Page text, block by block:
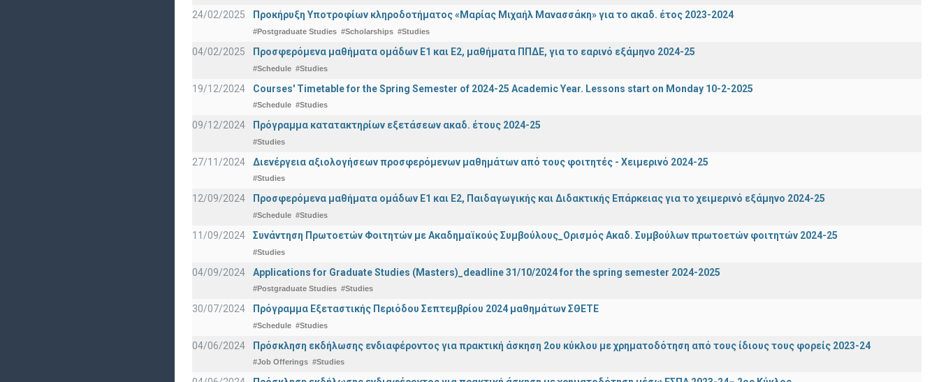
24/02/2025 Προκήρυξη Υποτροφίων κληροδοτήματος «Μαρίας Μιχαήλ Μανασσάκη» για το ακαδ. έτος 2023-2024
#Postgraduate Studies #Scholarships #Studies
04/02/2025 Προσφερόμενα μαθήματα ομάδων Ε1 και Ε2, μαθήματα ΠΠΔΕ, για το εαρινό εξάμηνο 2024-25
#Schedule #Studies
19/12/2024 Courses' Timetable for the Spring Semester of 2024-25 Academic Year. Lessons start on Monday 10-2-2025
#Schedule #Studies
09/12/2024 Πρόγραμμα κατατακτηρίων εξετάσεων ακαδ. έτους 2024-25
#Studies
27/11/2024 Διενέργεια αξιολογήσεων προσφερόμενων μαθημάτων από τους φοιτητές - Χειμερινό 2024-25
#Studies
12/09/2024 Προσφερόμενα μαθήματα ομάδων Ε1 και Ε2, Παιδαγωγικής και Διδακτικής Επάρκειας για το χειμερινό εξάμηνο 2024-25
#Schedule #Studies
11/09/2024 Συνάντηση Πρωτοετών Φοιτητών με Ακαδημαϊκούς Συμβούλους_Ορισμός Ακαδ. Συμβούλων πρωτοετών φοιτητών 2024-25
#Studies
04/09/2024 Applications for Graduate Studies (Masters)_deadline 31/10/2024 for the spring semester 2024-2025
#Postgraduate Studies #Studies
30/07/2024 Πρόγραμμα Εξεταστικής Περιόδου Σεπτεμβρίου 2024 μαθημάτων ΣΘΕΤΕ
#Schedule #Studies
04/06/2024 Πρόσκληση εκδήλωσης ενδιαφέροντος για πρακτική άσκηση 2ου κύκλου με χρηματοδότηση από τους ίδιους τους φορείς 2023-24
#Job Offerings #Studies